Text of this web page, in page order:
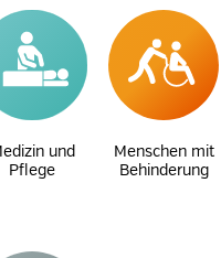
und
Pflege
Menschen mit
Behinderung